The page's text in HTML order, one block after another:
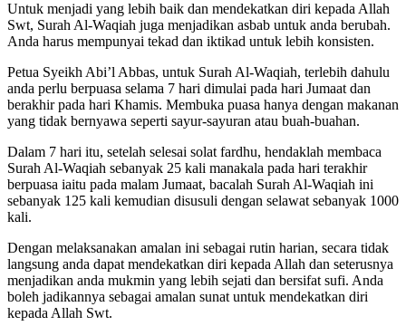
Untuk menjadi yang lebih baik dan mendekatkan diri kepada Allah
Swt, Surah Al-Waqiah juga menjadikan asbab untuk anda berubah.
Anda harus mempunyai tekad dan iktikad untuk lebih konsisten.
Petua Syeikh Abi’l Abbas, untuk Surah Al-Waqiah, terlebih dahulu
anda perlu berpuasa selama 7 hari dimulai pada hari Jumaat dan
berakhir pada hari Khamis. Membuka puasa hanya dengan makanan
yang tidak bernyawa seperti sayur-sayuran atau buah-buahan.
Dalam 7 hari itu, setelah selesai solat fardhu, hendaklah membaca
Surah Al-Waqiah sebanyak 25 kali manakala pada hari terakhir
berpuasa iaitu pada malam Jumaat, bacalah Surah Al-Waqiah ini
sebanyak 125 kali kemudian disusuli dengan selawat sebanyak 1000
kali.
Dengan melaksanakan amalan ini sebagai rutin harian, secara tidak
langsung anda dapat mendekatkan diri kepada Allah dan seterusnya
menjadikan anda mukmin yang lebih sejati dan bersifat sufi. Anda
boleh jadikannya sebagai amalan sunat untuk mendekatkan diri
kepada Allah Swt.